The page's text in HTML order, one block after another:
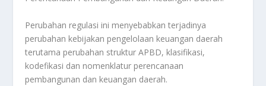
Perubahan regulasi ini menyebabkan terjadinya
perubahan kebijakan pengelolaan keuangan daerah
terutama perubahan struktur APBD, klasifikasi,
kodefikasi dan nomenklatur perencanaan
pembangunan dan keuangan daerah.